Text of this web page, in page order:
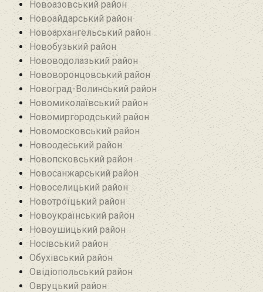
Новоазовський район
Новоайдарський район‎
Новоархангельський район
Новобузький район‎
Нововодолазький район
Нововоронцовський район‎
Новоград-Волинський район
Новомиколаївський район‎
Новомиргородський район
Новомосковський район
Новоодеський район‎
Новопсковський район‎
Новосанжарський район
Новоселицький район
Новотроїцький район
Новоукраїнський район
Новоушицький район
Носівський район
Обухівський район
Овідіопольський район‎
Овруцький район‎